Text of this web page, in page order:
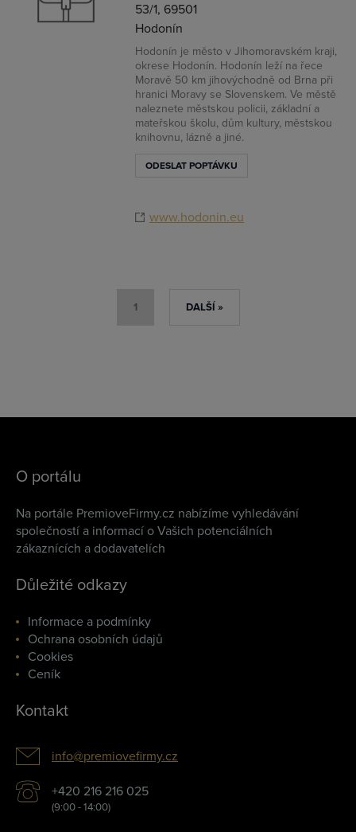
53/1, 69501
Hodonín
Hodonín je město v Jihomoravském kraji,
okrese Hodonín. Hodonín leží na řece
Moravě 50 km jihovýchodně od Brna při
hranici Moravy se Slovenskem. Ve městě
naleznete městskou policii, základní a
mateřskou školu, dům kultury, městskou
knihovnu, lázně a jiné.
ODESLAT POPTÁVKU
www.hodonin.eu
1 DALŠÍ »
O portálu
Na portále PremioveFirmy.cz nabízíme vyhledávání
společností a informací o Vašich potenciálních
zákaznících a dodavatelích
Důležité odkazy
Informace a podmínky
Ochrana osobních údajů
Cookies
Ceník
Kontakt
info@premiovefirmy.cz
+420 216 216 025
(9:00 - 14:00)